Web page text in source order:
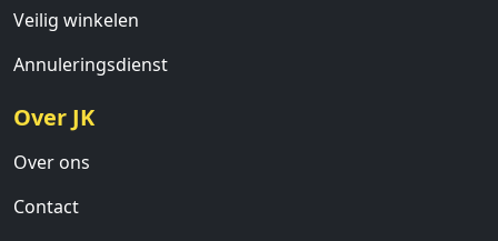
Veilig winkelen
Annuleringsdienst
Over JK
Over ons
Contact